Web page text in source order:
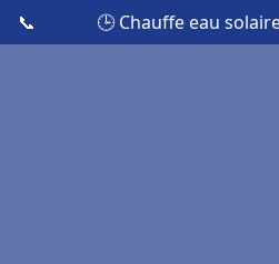
📞 🕒 Chauffe eau